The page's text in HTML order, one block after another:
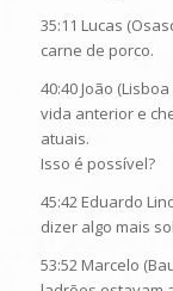
35:11 Lucas
carne de porco.
40:40 João
vida anterior e
atuais.
Isso é possível?
45:42 Eduardo
dizer algo mais
53:52 Marcelo